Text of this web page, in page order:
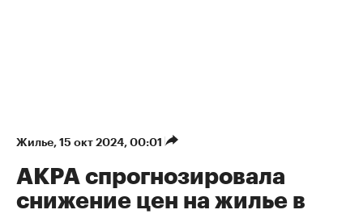
Жилье⁠, 15 окт 2024, 00:01
АКРА спрогнозировала
снижение цен на жилье в